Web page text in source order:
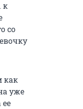
к
со
как
уже